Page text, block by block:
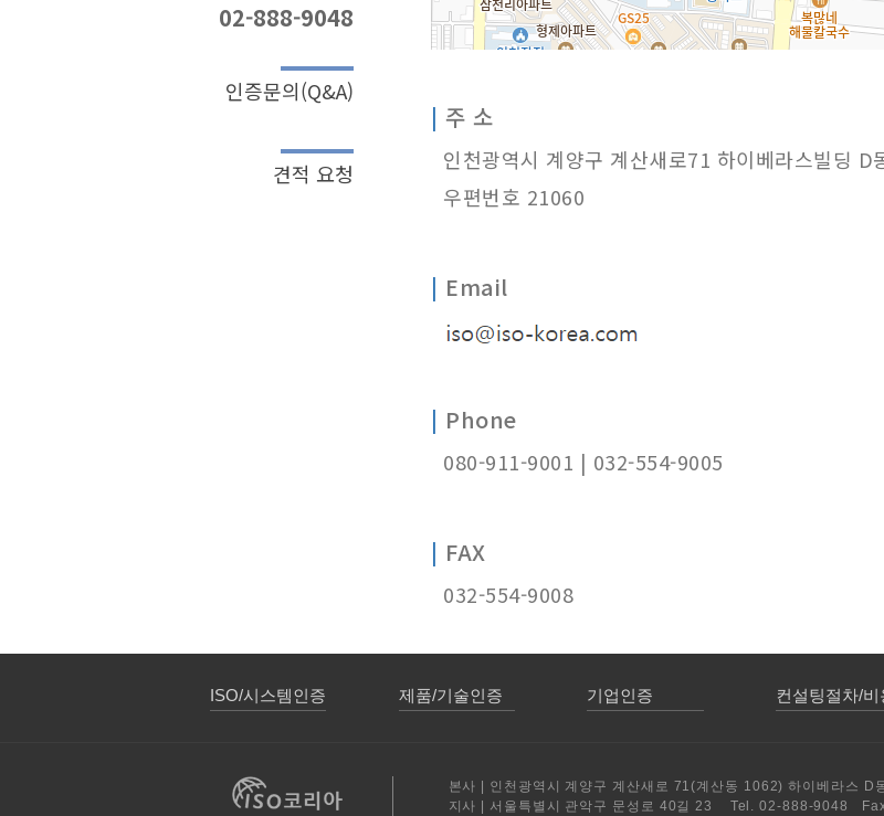
02-888-9048
인증문의(Q&A)
견적 요청
| 주 소
인천광역시 계양구 계산새로71 하이베라스빌딩 D
우편번호 21060
| Email
| Phone
080-911-9001 | 032-554-9005
| FAX
032-554-9008
ISO/시스템인증 제품/기술인증 기업인증 컨설팅절차/비
본사 | 인천광역시 계양구 계산새로 71(계산동 1062) 하이베라
지사 | 서울특별시 관악구 문성로 40길 23 Tel. 02-888-9048